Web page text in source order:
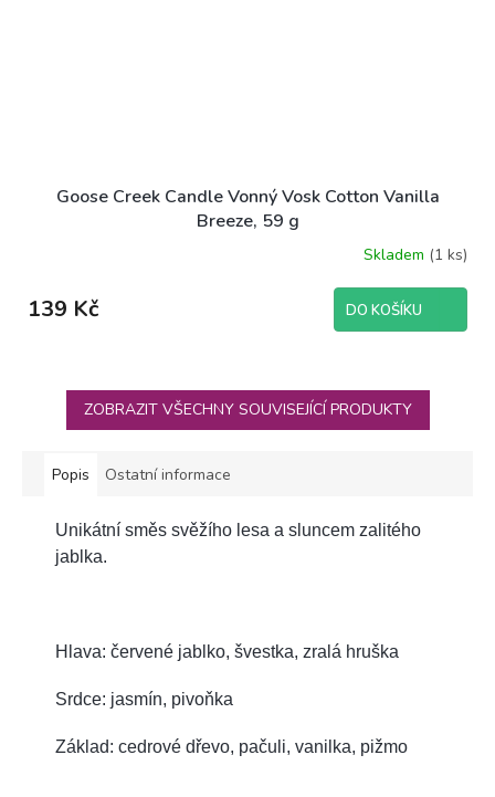
Goose Creek Candle Vonný Vosk Cotton Vanilla
Breeze, 59 g
Skladem (1 ks)
139 Kč DO KOŠÍKU
ZOBRAZIT VŠECHNY SOUVISEJÍCÍ PRODUKTY
Popis Ostatní informace
Unikátní směs svěžího lesa a sluncem zalitého
jablka.
Hlava: červené jablko, švestka, zralá hruška
Srdce: jasmín, pivoňka
Základ: cedrové dřevo, pačuli, vanilka, pižmo